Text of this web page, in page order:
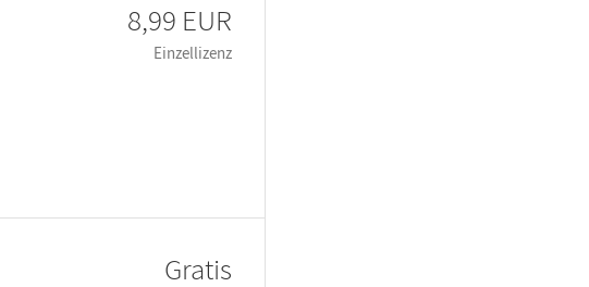
8,99 EUR
Einzellizenz
Gratis